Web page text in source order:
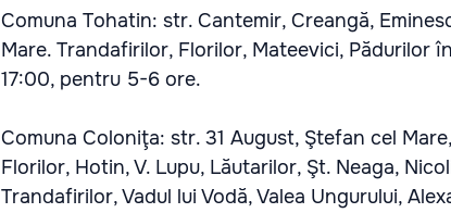
Comuna Tohatin: str. Cantemir, Creangă,
Mare. Trandafirilor, Florilor, Mateevici, Pădurilor
17:00, pentru 5-6 ore.
Comuna Coloniţa: str. 31 August, Ştefan cel
Florilor, Hotin, V. Lupu, Lăutarilor, Şt. Neaga,
Trandafirilor, Vadul lui Vodă, Valea Ungurului,